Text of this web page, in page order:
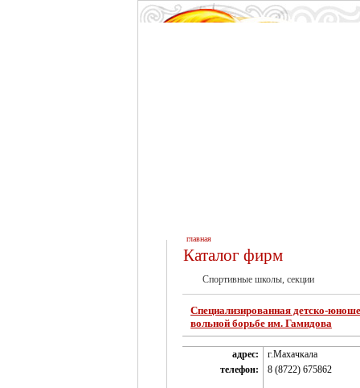
главная
Каталог фирм
Спортивные школы, секции
Специализированная детско-
вольной борьбе им. Гамидова
адрес:
г.Махачкала
телефон:
8 (8722) 675862